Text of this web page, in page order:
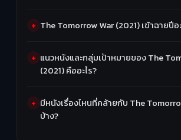
The Tomorrow War (2021) เข้าฉายปีอ
แนวหนังและกลุ่มเป้าหมายของ The
(2021) คืออะไร?
มีหนังเรื่องไหนที่คล้ายกับ The
บ้าง?